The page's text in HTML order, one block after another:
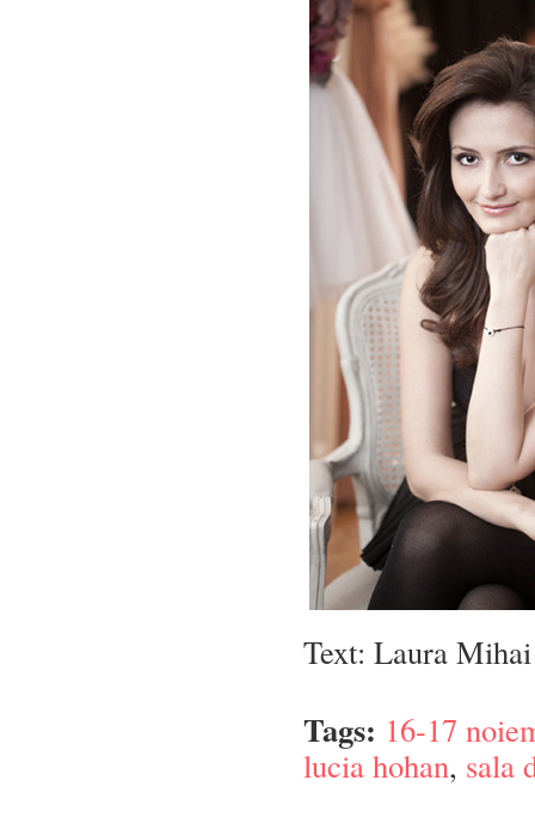
Text: Laura
Tags: 16-17
lucia hohan, sala